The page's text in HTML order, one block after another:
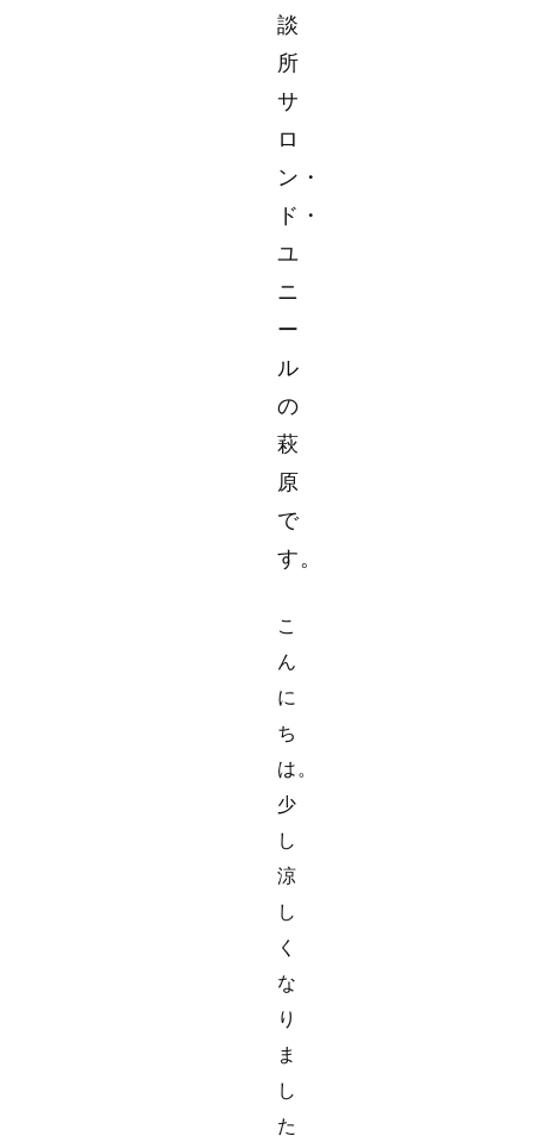
談
所
サ
ロ
ン・
ド・
ユ
ニ
ー
ル
の
萩
原
で
す。
こ
ん
に
ち
は。
少
し
涼
し
く
な
り
ま
し
た